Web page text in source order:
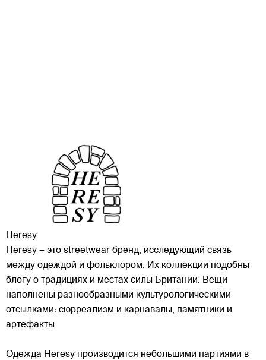
Heresy
Heresy – это streetwear бренд, исследующий связь
между одеждой и фольклором. Их коллекции подобны
блогу о традициях и местах силы Британии. Вещи
наполнены разнообразными культурологическими
отсылками: сюрреализм и карнавалы, памятники и
артефакты.
Одежда Heresy производится небольшими партиями в